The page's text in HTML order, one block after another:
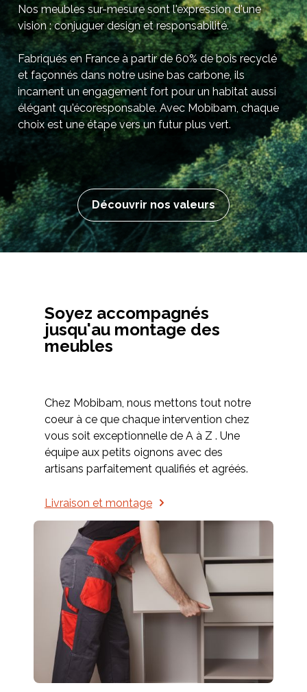
Nos meubles sur-mesure sont l'expression d'une
vision : conjuguer design et responsabilité.
Fabriqués en France à partir de 60% de bois recyclé
et façonnés dans notre usine bas carbone, ils
incarnent un engagement fort pour un habitat aussi
élégant qu'écoresponsable. Avec Mobibam, chaque
choix est une étape vers un futur plus vert.
Découvrir nos valeurs
Soyez accompagnés
jusqu'au montage des
meubles
Chez Mobibam, nous mettons tout notre
coeur à ce que chaque intervention chez
vous soit exceptionnelle de A à Z . Une
équipe aux petits oignons avec des
artisans parfaitement qualifiés et agréés.
Livraison et montage